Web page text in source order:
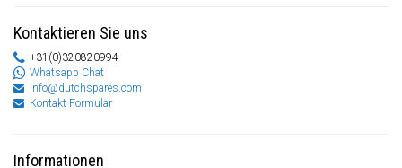
Kontaktieren Sie uns
+31(0)320820994
Whatsapp Chat
info@dutchspares.com
Kontakt Formular
Informationen